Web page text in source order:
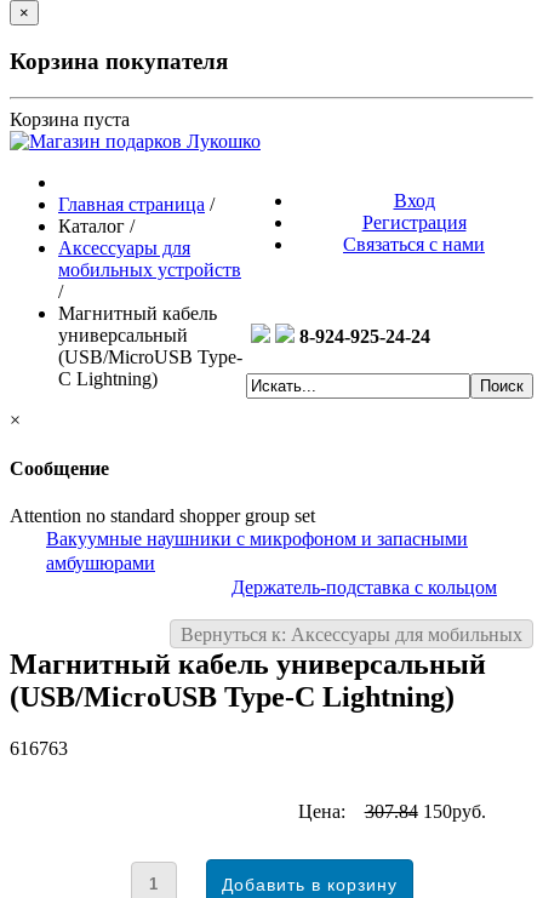
×
Корзина покупателя
Корзина пуста
Вход
Регистрация
Связаться с нами
8-924-925-24-24
Главная страница /
Каталог /
Аксессуары для
мобильных устройств
/
Магнитный кабель
универсальный
(USB/MicroUSB Type-
C Lightning)
×
Сообщение
Attention no standard shopper group set
Вакуумные наушники с микрофоном и запасными
амбушюрами
Держатель-подставка с кольцом
Вернуться к: Аксессуары для мобильных
Магнитный кабель универсальный
(USB/MicroUSB Type-C Lightning)
616763
Цена: 307.84150руб.